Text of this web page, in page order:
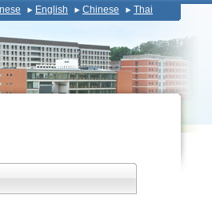
English Chinese Thai